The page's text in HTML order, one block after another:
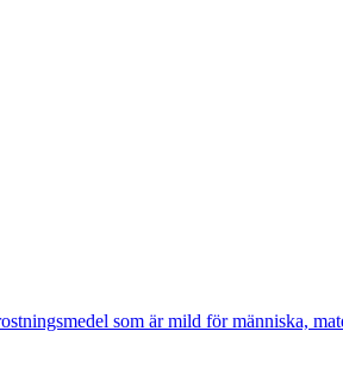
som är mild för människa,